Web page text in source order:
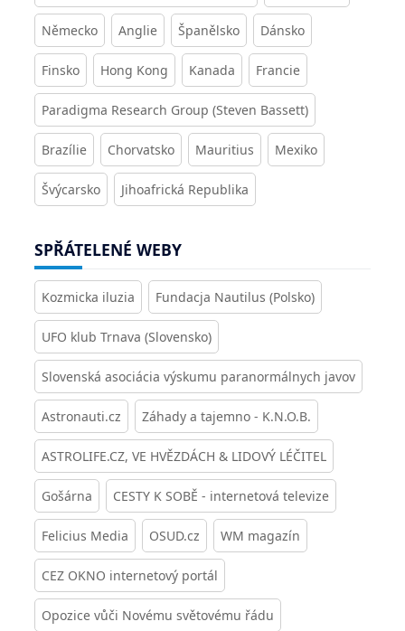
Německo Anglie Španělsko Dánsko
Finsko Hong Kong Kanada Francie
Paradigma Research Group (Steven Bassett)
Brazílie Chorvatsko Mauritius Mexiko
Švýcarsko Jihoafrická Republika
SPŘÁTELENÉ WEBY
Kozmicka iluzia Fundacja Nautilus (Polsko)
UFO klub Trnava (Slovensko)
Slovenská asociácia výskumu paranormálnych javov
Astronauti.cz Záhady a tajemno - K.N.O.B.
ASTROLIFE.CZ, VE HVĚZDÁCH & LIDOVÝ LÉČITEL
Gošárna CESTY K SOBĚ - internetová televize
Felicius Media OSUD.cz WM magazín
CEZ OKNO internetový portál
Opozice vůči Novému světovému řádu